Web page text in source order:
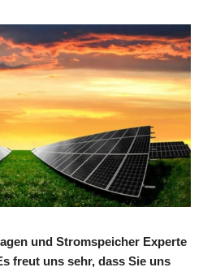
und Stromspeicher Experte
freut uns sehr, dass Sie uns